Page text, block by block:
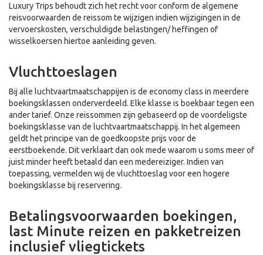
Luxury Trips behoudt zich het recht voor conform de algemene
reisvoorwaarden de reissom te wijzigen indien wijzigingen in de
vervoerskosten, verschuldigde belastingen/ heffingen of
wisselkoersen hiertoe aanleiding geven.
Vluchttoeslagen
Bij alle luchtvaartmaatschappijen is de economy class in meerdere
boekingsklassen onderverdeeld. Elke klasse is boekbaar tegen een
ander tarief. Onze reissommen zijn gebaseerd op de voordeligste
boekingsklasse van de luchtvaartmaatschappij. In het algemeen
geldt het principe van de goedkoopste prijs voor de
eerstboekende. Dit verklaart dan ook mede waarom u soms meer of
juist minder heeft betaald dan een medereiziger. Indien van
toepassing, vermelden wij de vluchttoeslag voor een hogere
boekingsklasse bij reservering.
Betalingsvoorwaarden boekingen,
last Minute reizen en pakketreizen
inclusief vliegtickets